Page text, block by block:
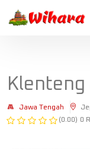
Klenteng
Jawa Tengah
(0.00) 0